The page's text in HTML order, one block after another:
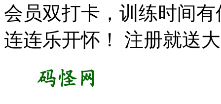
会员双打卡，训练时间
连连乐开怀！ 注册就送